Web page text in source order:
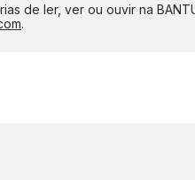
de ler, ver ou ouvir na
.